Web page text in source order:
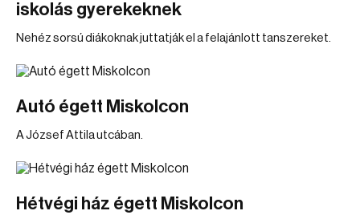
iskolás gyerekeknek
Nehéz sorsú diákoknak juttatják el a felajánlott tanszereket.
Autó égett Miskolcon
A József Attila utcában.
Hétvégi ház égett Miskolcon